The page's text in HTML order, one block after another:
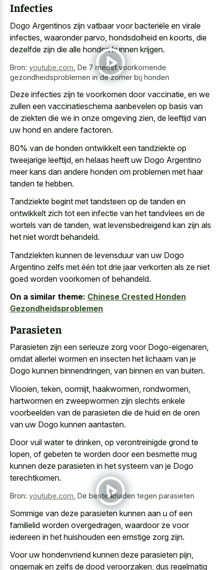
Infecties
Dogo Argentinos zijn vatbaar voor bacteriële en virale
infecties, waaronder parvo, hondsdolheid en koorts, die
dezelfde zijn die alle honden kunnen krijgen.
Bron: youtube.com De 7 meest voorkomende
gezondheidsproblemen in de zomer bij honden
Deze infecties zijn te voorkomen door vaccinatie, en we
zullen een vaccinatieschema aanbevelen op basis van
de ziekten die we in onze omgeving zien, de leeftijd van
uw hond en andere factoren.
80% van de honden ontwikkelt een tandziekte op
tweejarige leeftijd, en helaas heeft uw Dogo Argentino
meer kans dan andere honden om problemen met haar
tanden te hebben.
Tandziekte begint met tandsteen op de tanden en
ontwikkelt zich tot een infectie van het tandvlees en de
wortels van de tanden, wat levensbedreigend kan zijn als
het niet wordt behandeld.
Tandziekten kunnen de levensduur van uw Dogo
Argentino zelfs met één tot drie jaar verkorten als ze niet
goed worden voorkomen of behandeld.
On a similar theme: Chinese Crested Honden
Gezondheidsproblemen
Parasieten
Parasieten zijn een serieuze zorg voor Dogo-eigenaren,
omdat allerlei wormen en insecten het lichaam van je
Dogo kunnen binnendringen, van binnen en van buiten.
Vlooien, teken, oormijt, haakwormen, rondwormen,
hartwormen en zweepwormen zijn slechts enkele
voorbeelden van de parasieten die de huid en de oren
van uw Dogo kunnen aantasten.
Door vuil water te drinken, op verontreinigde grond te
lopen, of gebeten te worden door een besmette mug
kunnen deze parasieten in het systeem van je Dogo
terechtkomen.
Bron: youtube.com De beste kruiden tegen parasieten
Sommige van deze parasieten kunnen aan u of een
familielid worden overgedragen, waardoor ze voor
iedereen in het huishouden een ernstige zorg zijn.
Voor uw hondenvriend kunnen deze parasieten pijn,
ongemak en zelfs de dood veroorzaken, dus regelmatig